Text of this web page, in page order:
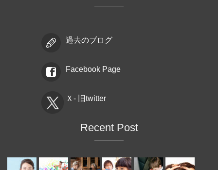
過去のブログ
Facebook Page
Ｘ- 旧twitter
Recent Post